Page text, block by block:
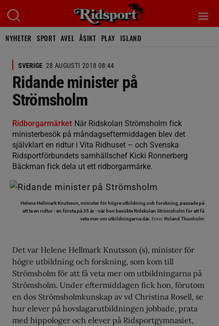
NYHETER SPORT AVEL ÅSIKT PLAY ISLAND
SVERIGE 28 AUGUSTI 2018 08:44
Ridande minister på
Strömsholm
Ridborgarmärket När Ridskolan Strömsholm fick
ministerbesök på måndagseftermiddagen blev det
självklart en ridtur i Vita Ridhuset – och Svenska
Ridsportförbundets samhällschef Kicki Ronnerberg
Bäckman fick dela ut ett ridborgarmärke.
Helene Hellmark Knutsson, minister för högre utbildning och forskning, passade på
att ta en ridtur - en första på 35 år - när hon besökte Ridskolan Strömsholm för att få
veta mer om utbildningarna där. Foto: Roland Thunholm
Det var Helene Hellmark Knutsson (s), minister för
högre utbildning och forskning, som kom till
Strömsholm för att få veta mer om utbildningarna på
Strömsholm. Under eftermiddagen fick hon, förutom
en dos Strömsholmkunskap av vd Christina Rosell, se
hur elever på hovslagarutbildningen jobbade, prata
med hippologer och elever på Ridsportgymnasiet,